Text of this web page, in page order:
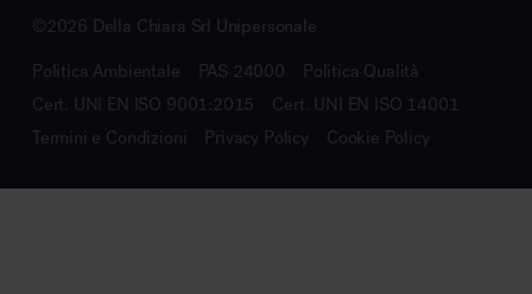
©2026 Della Chiara Srl Unipersonale
Politica Ambientale PAS 24000
Politica Qualità
Cert. UNI EN ISO 9001:2015
Cert. UNI EN ISO 14001
Termini e Condizioni
Privacy Policy Cookie Policy